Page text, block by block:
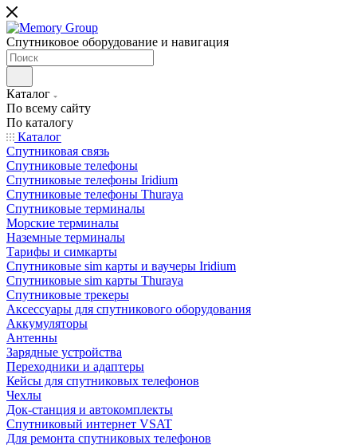
Спутниковое оборудование и навигация
Каталог
По всему сайту
По каталогу
Каталог
Спутниковая связь
Спутниковые телефоны
Спутниковые телефоны Iridium
Спутниковые телефоны Thuraya
Спутниковые терминалы
Морские терминалы
Наземные терминалы
Тарифы и симкарты
Спутниковые sim карты и ваучеры Iridium
Спутниковые sim карты Thuraya
Спутниковые трекеры
Аксессуары для спутникового оборудования
Аккумуляторы
Антенны
Зарядные устройства
Переходники и адаптеры
Кейсы для спутниковых телефонов
Чехлы
Док-станция и автокомплекты
Спутниковый интернет VSAT
Для ремонта спутниковых телефонов